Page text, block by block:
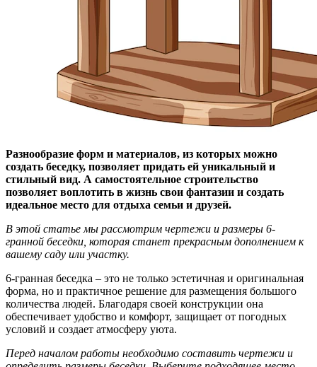
Разнообразие форм и материалов, из которых можно
создать беседку, позволяет придать ей уникальный и
стильный вид. А самостоятельное строительство
позволяет воплотить в жизнь свои фантазии и создать
идеальное место для отдыха семьи и друзей.
В этой статье мы рассмотрим чертежи и размеры 6-
гранной беседки, которая станет прекрасным дополнением к
вашему саду или участку.
6-гранная беседка – это не только эстетичная и оригинальная
форма, но и практичное решение для размещения большого
количества людей. Благодаря своей конструкции она
обеспечивает удобство и комфорт, защищает от погодных
условий и создает атмосферу уюта.
Перед началом работы необходимо составить чертежи и